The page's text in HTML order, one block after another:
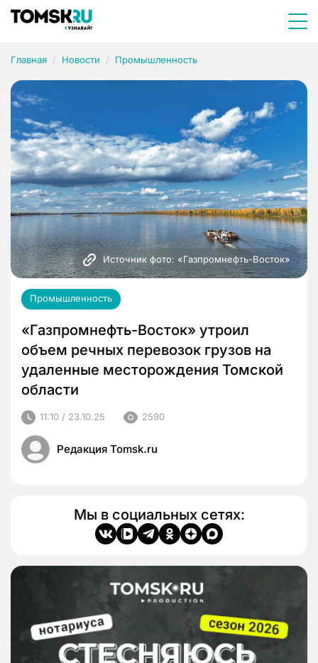
Главная Новости Промышленность
Источник фото: «Газпромнефть-Восток»
Промышленность
«Газпромнефть-Восток» утроил
объем речных перевозок грузов на
удаленные месторождения Томской
области
11:10 / 23.10.25 2590
Редакция Tomsk.ru
Мы в социальных сетях: